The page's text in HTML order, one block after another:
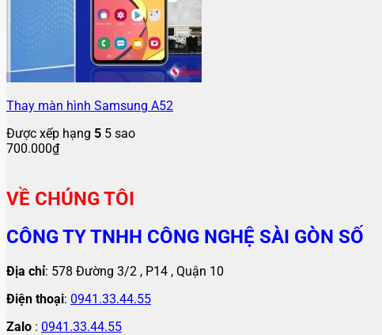
Thay màn hình Samsung A52
Được xếp hạng 5 5 sao
700.000₫
VỀ CHÚNG TÔI
CÔNG TY TNHH CÔNG NGHỆ SÀI GÒN SỐ
Địa chỉ: 578 Đường 3/2 , P14 , Quận 10
Điện thoại: 0941.33.44.55
Zalo : 0941.33.44.55